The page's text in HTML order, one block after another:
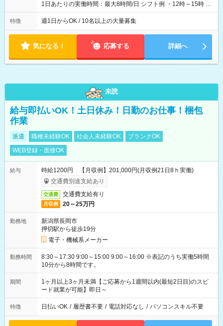
1日あたりの実働時間：最大8時間/日 シフト例 ・12時～15時 入
社後、就業可能シフトをご確認の上、申請してください。
特徴 週1日からOK / 10名以上の大量募集
気になる！ 応募する 詳細へ
未読
給与即払いOK！土日休み！日勤のお仕事！梱包
作業
派遣 職種未経験OK 社会人未経験OK
ブランクOK
WEB登録・面接OK
給与
時給1200円 【月収例】201,000円(月収例21日8ｈ実働)
交通費別途支給あり
交通費 交通費支給有り
月収例 20～25万円
勤務地
新潟県長岡市
押切駅から徒歩19分
電子・機械系メーカー
勤務時間
8:30～17:30 9:00～15:00 9:00～16:00 ※表記のうち実働5時間
10分から8時間です。
期間
1ヶ月以上3ヶ月未満【ご応募から1週間以内(最短2日目)のスピ
ード就業が可能】即日～
特徴 日払いOK / 履歴書不要 / 電話対応なし / パソコンスキル不要